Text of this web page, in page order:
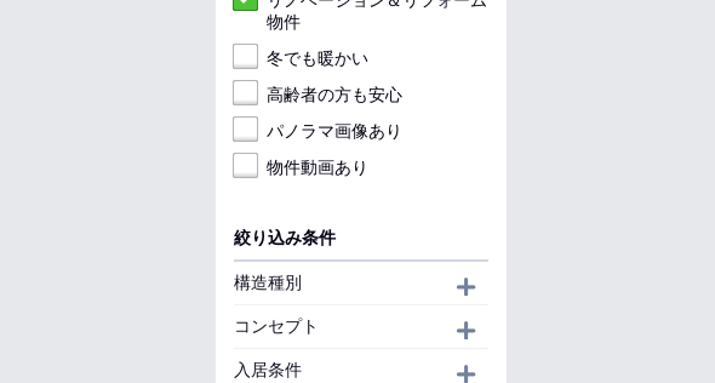
物件
冬でも暖かい
高齢者の方も安心
パノラマ画像あり
物件動画あり
絞り込み条件
構造種別
コンセプト
入居条件